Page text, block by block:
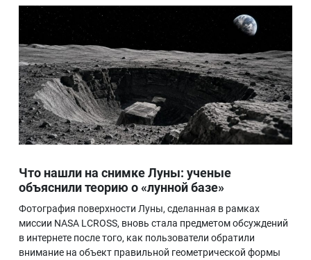
Что нашли на снимке Луны: ученые
объяснили теорию о «лунной базе»
Фотография поверхности Луны, сделанная в рамках
миссии NASA LCROSS, вновь стала предметом обсуждений
в интернете после того, как пользователи обратили
внимание на объект правильной геометрической формы